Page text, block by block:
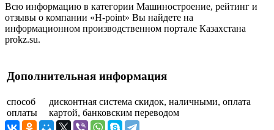
Всю информацию в категории Машиностроение, рейтинг и
отзывы о компании «H-point» Вы найдете на
информационном производственном портале Казахстана
prokz.su.
Дополнительная информация
способ
оплаты
дисконтная система скидок, наличными, оплата
картой, банковским переводом